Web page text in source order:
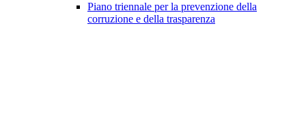
Piano triennale per la prevenzione della
corruzione e della trasparenza